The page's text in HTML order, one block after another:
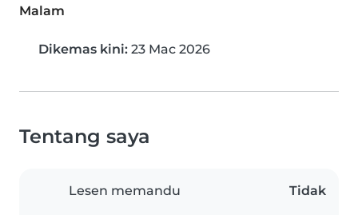
Malam
Dikemas kini: 23 Mac 2026
Tentang saya
Lesen memandu Tidak